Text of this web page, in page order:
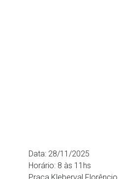
Data: 28/11/2025
Horário: 8 às 11hs